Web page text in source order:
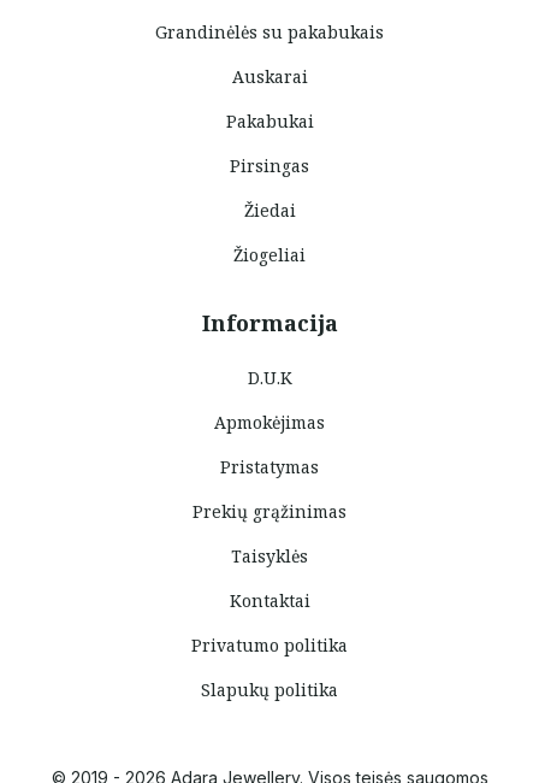
Grandinėlės su pakabukais
Auskarai
Pakabukai
Pirsingas
Žiedai
Žiogeliai
Informacija
D.U.K
Apmokėjimas
Pristatymas
Prekių grąžinimas
Taisyklės
Kontaktai
Privatumo politika
Slapukų politika
© 2019 - 2026 Adara Jewellery. Visos teisės saugomos